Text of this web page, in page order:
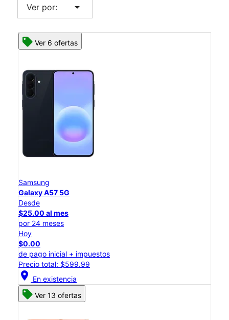
Ver por: arrow_drop_down
Ver 6 ofertas
Samsung
Galaxy A57 5G
Desde
$25.00 al mes
por 24 meses
Hoy
$0.00
de pago inicial + impuestos
Precio total: $599.99
location_on En existencia
Ver 13 ofertas